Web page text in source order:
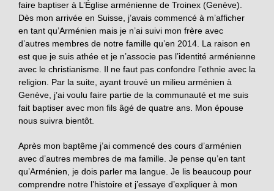
faire baptiser à L’Église arménienne de Troinex (Genève).
Dès mon arrivée en Suisse, j’avais commencé à m’afficher
en tant qu’Arménien mais je n’ai suivi mon frère avec
d’autres membres de notre famille qu’en 2014. La raison en
est que je suis athée et je n’associe pas l’identité arménienne
avec le christianisme. Il ne faut pas confondre l’ethnie avec la
religion. Par la suite, ayant trouvé un milieu arménien à
Genève, j’ai voulu faire partie de la communauté et me suis
fait baptiser avec mon fils âgé de quatre ans. Mon épouse
nous suivra bientôt.
Après mon baptême j’ai commencé des cours d’arménien
avec d’autres membres de ma famille. Je pense qu’en tant
qu’Arménien, je dois parler ma langue. Je lis beaucoup pour
comprendre notre l’histoire et j’essaye d’expliquer à mon